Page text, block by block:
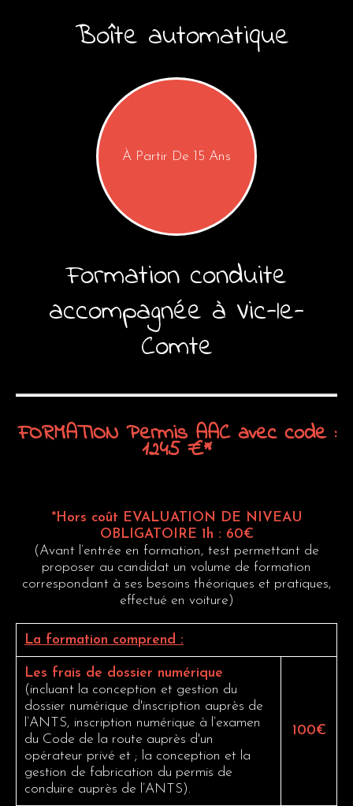
CONDUITE ACCOMPAGNÉE
Boîte automatique
À Partir De 15 Ans
Formation conduite
accompagnée à Vic-le-
Comte
FORMATION Permis AAC avec code :
1245 €*
*Hors coût EVALUATION DE NIVEAU
OBLIGATOIRE 1h : 60€
(Avant l’entrée en formation, test permettant de
proposer au candidat un volume de formation
correspondant à ses besoins théoriques et pratiques,
effectué en voiture)
La formation comprend :
Les frais de dossier numérique
(incluant la conception et gestion du
dossier numérique d'inscription auprès de
l’ANTS, inscription numérique à l’examen
du Code de la route auprès d'un
opérateur privé et ; la conception et la
gestion de fabrication du permis de
conduire auprès de l’ANTS).
100€